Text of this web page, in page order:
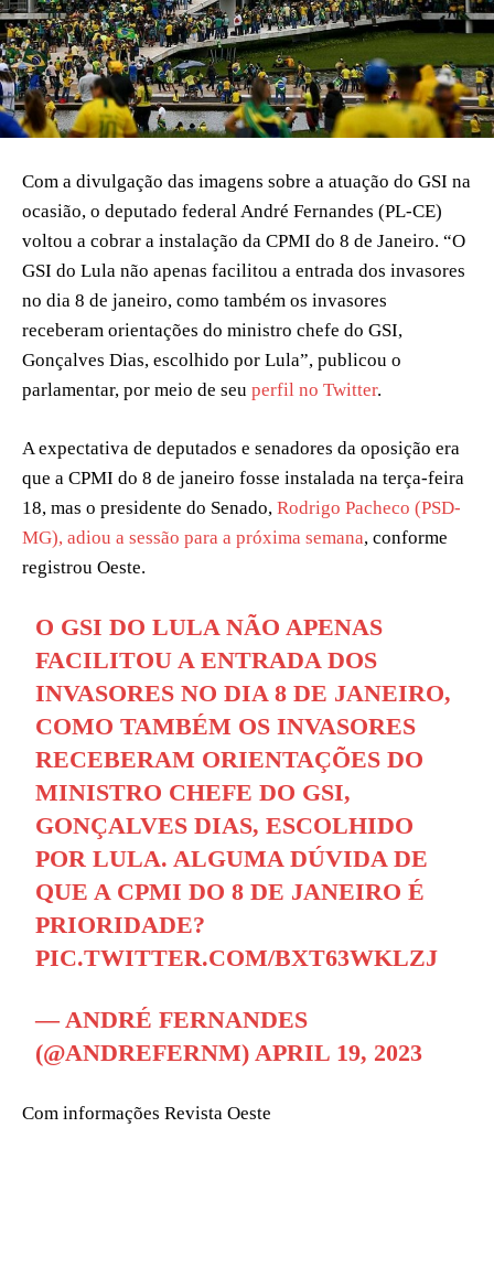
Com a divulgação das imagens sobre a atuação do GSI na
ocasião, o deputado federal André Fernandes (PL-CE)
voltou a cobrar a instalação da CPMI do 8 de Janeiro. “O
GSI do Lula não apenas facilitou a entrada dos invasores
no dia 8 de janeiro, como também os invasores
receberam orientações do ministro chefe do GSI,
Gonçalves Dias, escolhido por Lula”, publicou o
parlamentar, por meio de seu perfil no Twitter.
A expectativa de deputados e senadores da oposição era
que a CPMI do 8 de janeiro fosse instalada na terça-feira
18, mas o presidente do Senado, Rodrigo Pacheco (PSD-
MG), adiou a sessão para a próxima semana, conforme
registrou Oeste.
O GSI DO LULA NÃO APENAS
FACILITOU A ENTRADA DOS
INVASORES NO DIA 8 DE JANEIRO,
COMO TAMBÉM OS INVASORES
RECEBERAM ORIENTAÇÕES DO
MINISTRO CHEFE DO GSI,
GONÇALVES DIAS, ESCOLHIDO
POR LULA. ALGUMA DÚVIDA DE
QUE A CPMI DO 8 DE JANEIRO É
PRIORIDADE?
PIC.TWITTER.COM/BXT63WKLZJ
— ANDRÉ FERNANDES
(@ANDREFERNM)APRIL 19, 2023
Com informações Revista Oeste